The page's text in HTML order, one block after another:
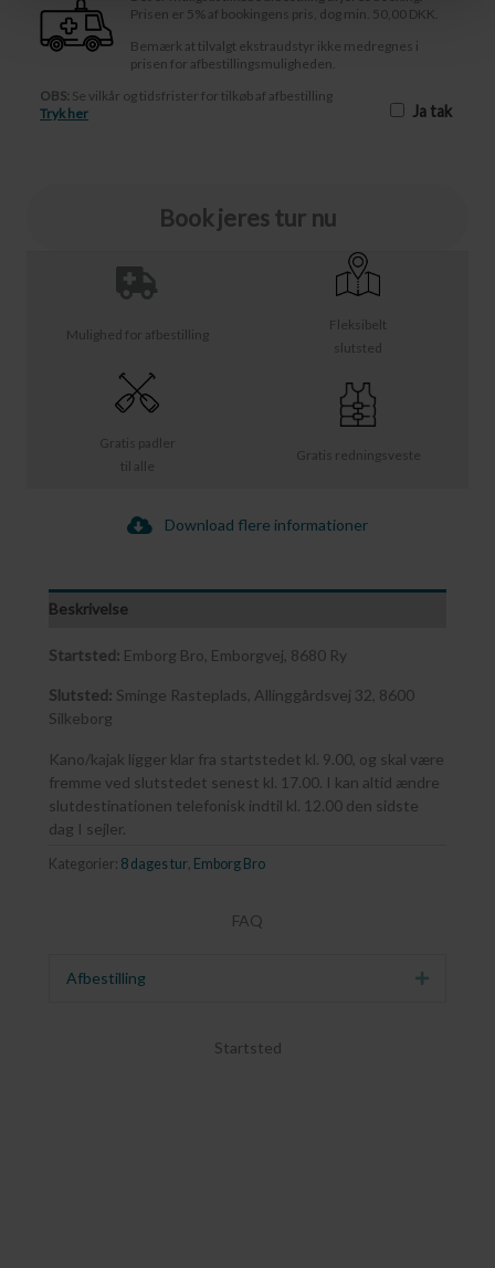
Gratis redningsveste
Gratis padler
til alle
Fleksibelt
slutsted
Mulighed for afbestilling
Download flere informationer
Beskrivelse
Startsted: Emborg Bro, Emborgvej, 8680 Ry
Slutsted: Sminge Rasteplads, Allinggårdsvej 32, 8600
Silkeborg
Kano/kajak ligger klar fra startstedet kl. 9.00, og skal være
fremme ved slutstedet senest kl. 17.00. I kan altid ændre
slutdestinationen telefonisk indtil kl. 12.00 den sidste
dag I sejler.
Kategorier: 8 dages tur, Emborg Bro
FAQ
Afbestilling Udvid
Startsted
Prisen er 5% af bookingens pris, dog min. 50,00 DKK.
Bemærk at tilvalgt ekstraudstyr ikke medregnes i
prisen for afbestillingsmuligheden.
OBS: Se vilkår og tidsfrister for tilkøb af afbestilling
Tryk her
Ja tak
Book jeres tur nu